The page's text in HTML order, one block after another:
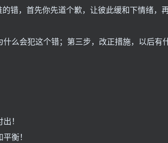
错，首先你先道个歉，让彼此缓和下情绪，
么会犯这个错；第三步，改正措施，以后有
！
衡！